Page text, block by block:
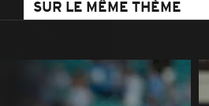
SUR LE MÊME THÈME